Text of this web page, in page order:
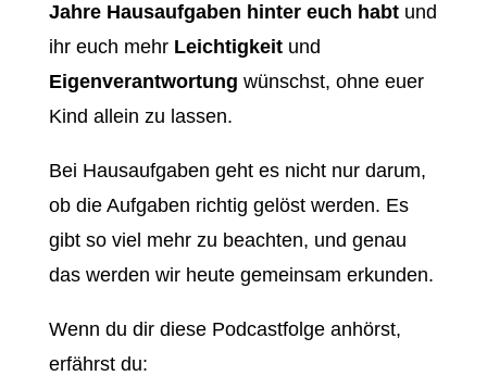
Jahre Hausaufgaben hinter euch habtund
ihr euch mehr Leichtigkeitund
Eigenverantwortung wünschst, ohne euer
Kind allein zu lassen.
Bei Hausaufgaben geht es nicht nur darum,
ob die Aufgaben richtig gelöst werden. Es
gibt so viel mehr zu beachten, und genau
das werden wir heute gemeinsam erkunden.
Wenn du dir diese Podcastfolge anhörst,
erfährst du: